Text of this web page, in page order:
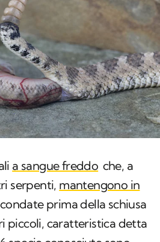
a sangue freddo che, a
serpenti, mantengono in
prima della schiusa
piccoli, caratteristica detta